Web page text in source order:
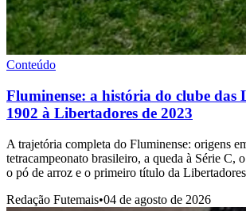
Conteúdo
Fluminense: a história do clube das
1902 à Libertadores de 2023
A trajetória completa do Fluminense: origens
tetracampeonato brasileiro, a queda à Série C,
o pó de arroz e o primeiro título da
Redação Futemais•04 de agosto de 2026